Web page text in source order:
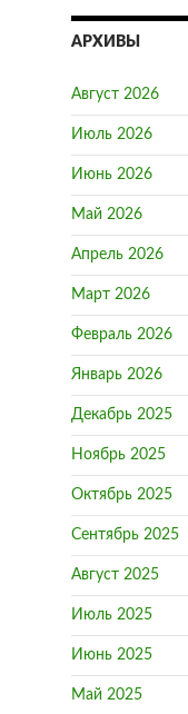
АРХИВЫ
Август 2026
Июль 2026
Июнь 2026
Май 2026
Апрель 2026
Март 2026
Февраль 2026
Январь 2026
Декабрь 2025
Ноябрь 2025
Октябрь 2025
Сентябрь 2025
Август 2025
Июль 2025
Июнь 2025
Май 2025